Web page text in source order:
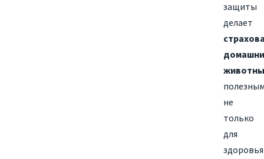
защиты
делает
не
только
для
здоровья